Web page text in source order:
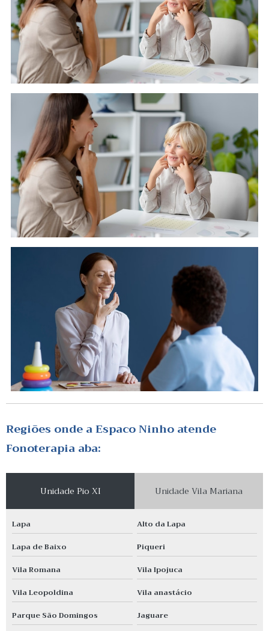
Regiões onde a Espaco Ninho atende
Fonoterapia aba:
Unidade Pio XI Unidade Vila Mariana
Lapa
Alto da Lapa
Lapa de Baixo
Piqueri
Vila Romana
Vila Ipojuca
Vila Leopoldina
Vila anastácio
Parque São Domingos
Jaguare